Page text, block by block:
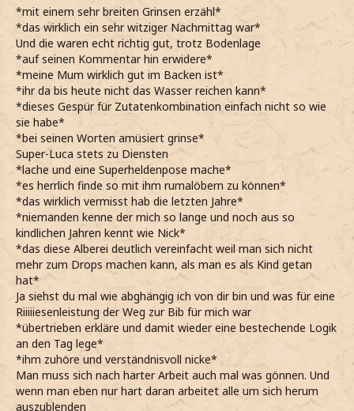
*mit einem sehr breiten Grinsen erzähl*
*das wirklich ein sehr witziger Nachmittag war*
Und die waren echt richtig gut, trotz Bodenlage
*auf seinen Kommentar hin erwidere*
*meine Mum wirklich gut im Backen ist*
*ihr da bis heute nicht das Wasser reichen kann*
*dieses Gespür für Zutatenkombination einfach nicht so wie
sie habe*
*bei seinen Worten amüsiert grinse*
Super-Luca stets zu Diensten
*lache und eine Superheldenpose mache*
*es herrlich finde so mit ihm rumalöbern zu können*
*das wirklich vermisst hab die letzten Jahre*
*niemanden kenne der mich so lange und noch aus so
kindlichen Jahren kennt wie Nick*
*das diese Alberei deutlich vereinfacht weil man sich nicht
mehr zum Drops machen kann, als man es als Kind getan
hat*
Ja siehst du mal wie abghängig ich von dir bin und was für eine
Riiiiiesenleistung der Weg zur Bib für mich war
*übertrieben erkläre und damit wieder eine bestechende Logik
an den Tag lege*
*ihm zuhöre und verständnisvoll nicke*
Man muss sich nach harter Arbeit auch mal was gönnen. Und
wenn man eben nur hart daran arbeitet alle um sich herum
auszublenden